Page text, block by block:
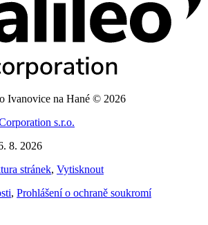
Ivanovice na Hané © 2026
s.r.o.
8. 2026
stránek, Vytisknout
, Prohlášení o ochraně soukromí